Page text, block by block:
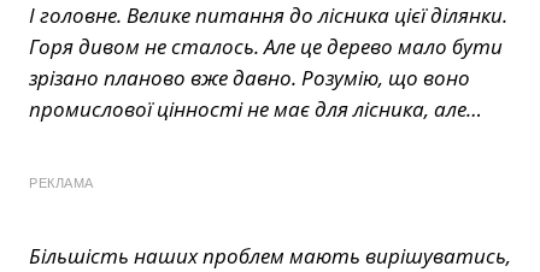
І головне. Велике питання до лісника цієї ділянки.
Горя дивом не сталось. Але це дерево мало бути
зрізано планово вже давно. Розумію, що воно
промислової цінності не має для лісника, але…
РЕКЛАМА
Більшість наших проблем мають вирішуватись,